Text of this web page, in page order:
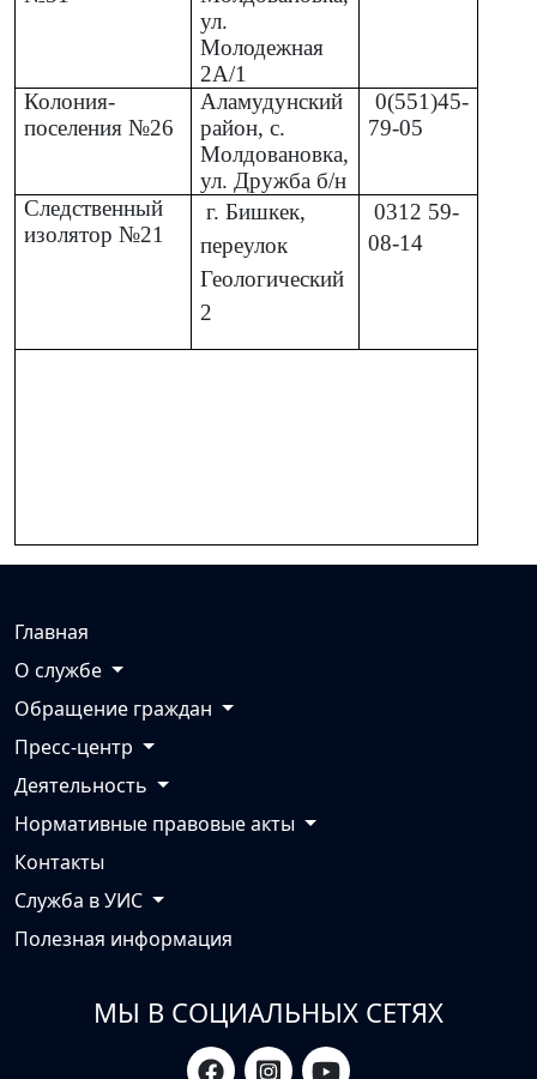
ул.
Молодежная
2А/1
Колония-
поселения №26
Аламудунский
район, с.
Молдовановка,
ул. Дружба б/н
0(551)45-
79-05
Следственный
изолятор №21
г. Бишкек,
переулок
Геологический
2
0312 59-
08-14
Главная
О службе
Обращение граждан
Пресс-центр
Деятельность
Нормативные правовые акты
Контакты
Служба в УИС
Полезная информация
МЫ В СОЦИАЛЬНЫХ СЕТЯХ